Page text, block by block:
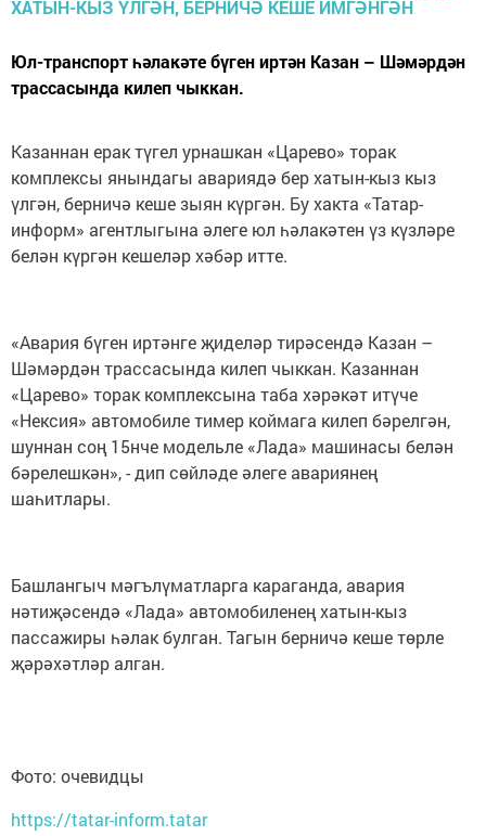
Юл-транспорт һәлакәте бүген иртән Казан – Шәмәрдән
трассасында килеп чыккан.
Казаннан ерак түгел урнашкан «Царево» торак
комплексы янындагы авариядә бер хатын-кыз кыз
үлгән, берничә кеше зыян күргән. Бу хакта «Татар-
информ» агентлыгына әлеге юл һәлакәтен үз күзләре
белән күргән кешеләр хәбәр итте.
«Авария бүген иртәнге җиделәр тирәсендә Казан –
Шәмәрдән трассасында килеп чыккан. Казаннан
«Царево» торак комплексына таба хәрәкәт итүче
«Нексия» автомобиле тимер коймага килеп бәрелгән,
шуннан соң 15нче модельле «Лада» машинасы белән
бәрелешкән», - дип сөйләде әлеге авариянең
шаһитлары.
Башлангыч мәгълүматларга караганда, авария
нәтиҗәсендә «Лада» автомобиленең хатын-кыз
пассажиры һәлак булган. Тагын берничә кеше төрле
җәрәхәтләр алган.
Фото: очевидцы
https://tatar-inform.tatar